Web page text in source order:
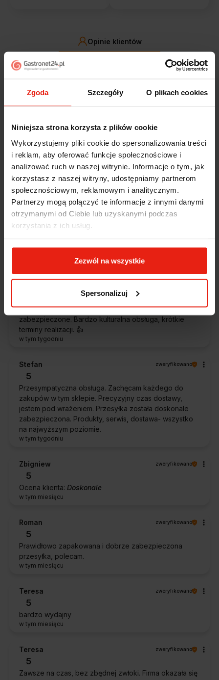
Zgoda Szczegóły O plikach cookies
Niniejsza strona korzysta z plików cookie
Wykorzystujemy pliki cookie do spersonalizowania treści
i reklam, aby oferować funkcje społecznościowe i
analizować ruch w naszej witrynie. Informacje o tym, jak
korzystasz z naszej witryny, udostępniamy partnerom
społecznościowym, reklamowym i analitycznym.
Partnerzy mogą połączyć te informacje z innymi danymi
otrzymanymi od Ciebie lub uzyskanymi podczas
korzystania z ich usług.
Zezwól na wszystkie
Spersonalizuj
Opinie klientów
filtry
Jak zbieramy opinie?
Alicja
Jestem zaskoczona, że ta paczka dotarła do mnie tak
szybko. Paczka dotarła cała i zdrowa. Szybko,
sprawnie, bez problemów. Bardzo pomocna obsługa
klienta.
dzisiaj
zweryfikowano
5
Ekspresowa realizacja zamówienia. Towar zgodny z
oczekiwaniami. Sprzedawca profesjonalny i godny
w tym tygodniu
Piotr zweryfikowano
Ekspresowa dostawa, super. Obsługa bardzo pomocna,
chętnie podpowie i doradzi. Opakowanie dokładnie
zabezpieczone. Bardzo kulturalna obsługa, krótkie
terminy realizacji. 👍️
w tym tygodniu
Stefan zweryfikowano
5
Przesympatyczna obsługa. Zachęcam każdego do
zakupów w tym sklepie. Precyzyjny czas dostawy,
jestem pod wrażeniem. Przesyłka została doskonale
zabezpieczona. Produkty, serwis, dostawa- wszystko
na najwyższym poziomie.
w tym tygodniu
Zbigniew zweryfikowano
5
Ocena klienta: Doskonale
w tym miesiącu
Roman zweryfikowano
5
Prawidłowo zapakowana i dobrze zabezpieczona
przesyłka, polecam.
w tym miesiącu
Teresa zweryfikowano
5
bardzo wydajny
w tym miesiącu
Teresa zweryfikowano
5
Zawsze na czas, bez zbędnej zwłoki. Firma okazała się